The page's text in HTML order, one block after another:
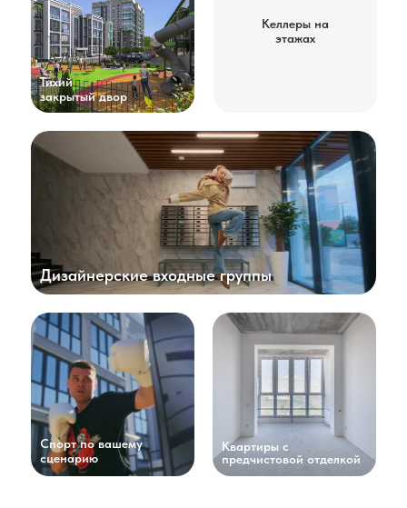
Дизайнерские входные группы
Тихий
закрытый двор
Келлеры на
этажах
Спорт по вашему
сценарию
Квартиры с
предчистовой отделкой